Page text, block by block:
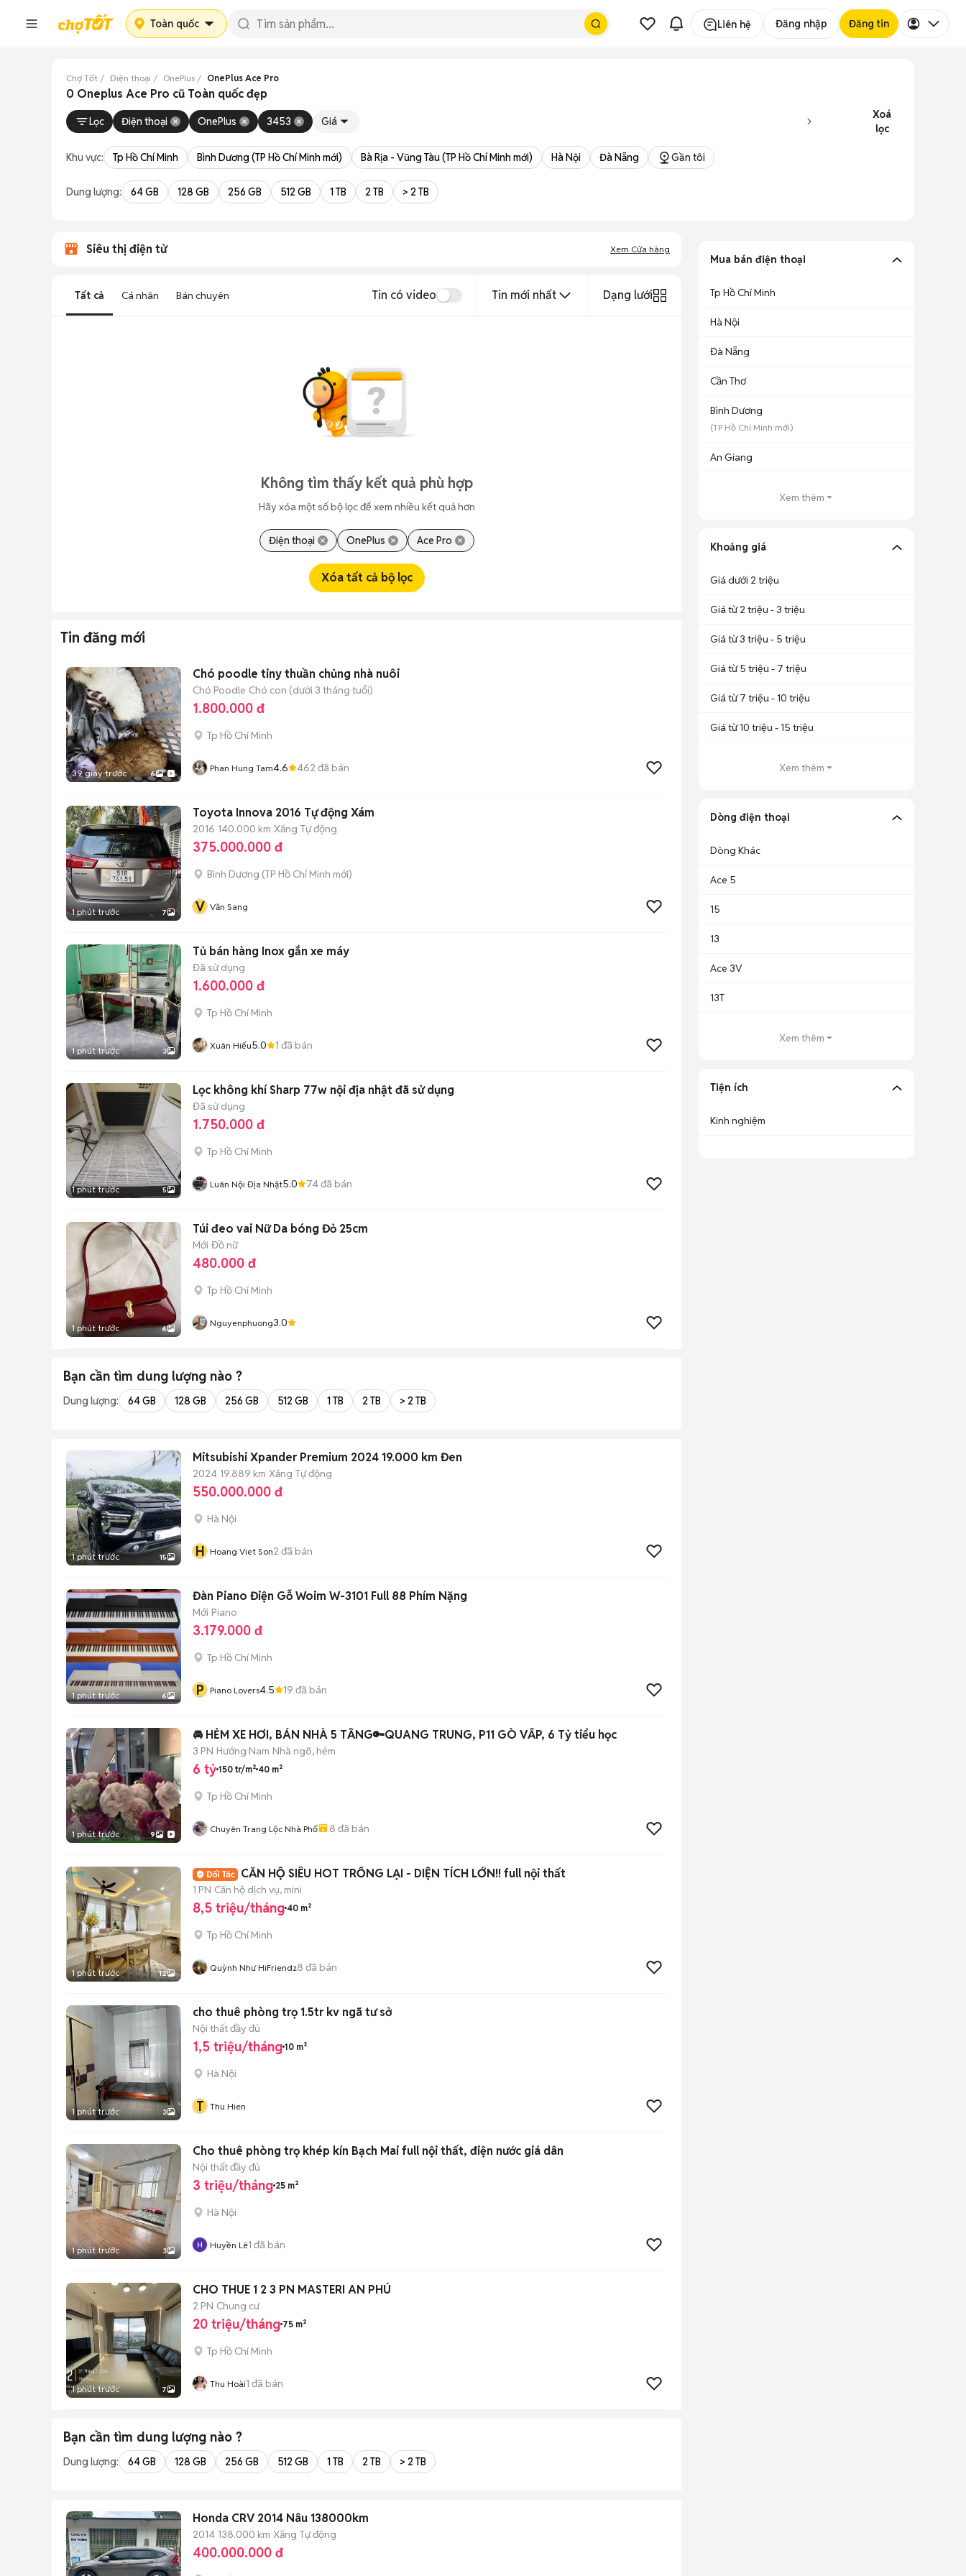
Toàn quốc Liên hệ Đăng nhập Đăng tin
Chợ Tốt Điện thoại OnePlus OnePlus Ace Pro
0 Oneplus Ace Pro cũ Toàn quốc đẹp
Lọc Điện thoại OnePlus 3453 Giá
Xoá
lọc
Khu vực: Tp Hồ Chí Minh Bình Dương (TP Hồ Chí Minh mới) Bà Rịa - Vũng Tàu (TP Hồ Chí Minh mới) Hà Nội Đà Nẵng Gần tôi
Dung lượng: 64 GB 128 GB 256 GB 512 GB 1 TB 2 TB > 2 TB
Siêu thị điện tử Xem Cửa hàng
Tất cả Cá nhân Bán chuyên Tin có video Tin mới nhất Dạng lưới
Không tìm thấy kết quả phù hợp
Hãy xóa một số bộ lọc để xem nhiều kết quả hơn
Điện thoại OnePlus Ace Pro
Xóa tất cả bộ lọc
Tin đăng mới
39 giây trước 6
Chó poodle tiny thuần chủng nhà nuôi
Chó Poodle Chó con (dưới 3 tháng tuổi)
1.800.000 đ
Tp Hồ Chí Minh
Phan Hung Tam4.6 462 đã bán
1 phút trước 7
Toyota Innova 2016 Tự động Xám
2016 140.000 km Xăng Tự động
375.000.000 đ
Bình Dương (TP Hồ Chí Minh mới)
V Văn Sang
1 phút trước 3
Tủ bán hàng Inox gắn xe máy
Đã sử dụng
1.600.000 đ
Tp Hồ Chí Minh
Xuân Hiếu5.0 1 đã bán
1 phút trước 5
Lọc không khí Sharp 77w nội địa nhật đã sử dụng
Đã sử dụng
1.750.000 đ
Tp Hồ Chí Minh
Luân Nội Địa Nhật5.0 74đã bán
1 phút trước 6
Túi đeo vai Nữ Da bóng Đỏ 25cm
Mới Đồ nữ
480.000 đ
Tp Hồ Chí Minh
Nguyenphuong3.0
Bạn cần tìm dung lượng nào ?
Dung lượng: 64 GB 128 GB 256 GB 512 GB 1 TB 2 TB > 2 TB
1 phút trước 15
Mitsubishi Xpander Premium 2024 19.000 km Đen
2024 19.889 km Xăng Tự động
550.000.000 đ
Hà Nội
H Hoang Viet Son2 đã bán
1 phút trước 6
Đàn Piano Điện Gỗ Woim W-3101 Full 88 Phím Nặng
Mới Piano
3.179.000 đ
Tp Hồ Chí Minh
P Piano Lovers4.5 19 đã bán
1 phút trước 9
🚘 HẺM XE HƠI, BÁN NHÀ 5 TẦNG🔑QUANG TRUNG, P11 GÒ VẤP, 6 Tỷ tiểu học
3 PN Hướng Nam Nhà ngõ, hẻm
6 tỷ 150 tr/m² 40 m²
Tp Hồ Chí Minh
Chuyên Trang Lộc Nhà Phố 8 đã bán
1 phút trước 12
CĂN HỘ SIÊU HOT TRỐNG LẠI - DIỆN TÍCH LỚN!! full nội thất
1 PN Căn hộ dịch vụ, mini
8,5 triệu/tháng 40 m²
Tp Hồ Chí Minh
Quỳnh Như HiFriendz8 đã bán
1 phút trước 3
cho thuê phòng trọ 1.5tr kv ngã tư sở
Nội thất đầy đủ
1,5 triệu/tháng 10 m²
Hà Nội
T Thu Hien
1 phút trước 3
Cho thuê phòng trọ khép kín Bạch Mai full nội thất, điện nước giá dân
Nội thất đầy đủ
3 triệu/tháng 25 m²
Hà Nội
Huyền Lê1 đã bán
1 phút trước 7
CHO THUE 1 2 3 PN MASTERI AN PHÚ
2 PN Chung cư
20 triệu/tháng 75 m²
Tp Hồ Chí Minh
Thu Hoài1 đã bán
Bạn cần tìm dung lượng nào ?
Dung lượng: 64 GB 128 GB 256 GB 512 GB 1 TB 2 TB > 2 TB
Honda CRV 2014 Nâu 138000km
2014 138.000 km Xăng Tự động
400.000.000 đ
Mua bán điện thoại
Tp Hồ Chí Minh
Hà Nội
Đà Nẵng
Cần Thơ
Bình Dương
(TP Hồ Chí Minh mới)
An Giang
Xem thêm
Khoảng giá
Giá dưới 2 triệu
Giá từ 2 triệu - 3 triệu
Giá từ 3 triệu - 5 triệu
Giá từ 5 triệu - 7 triệu
Giá từ 7 triệu - 10 triệu
Giá từ 10 triệu - 15 triệu
Xem thêm
Dòng điện thoại
Dòng Khác
Ace 5
15
13
Ace 3V
13T
Xem thêm
Tiện ích
Kinh nghiệm